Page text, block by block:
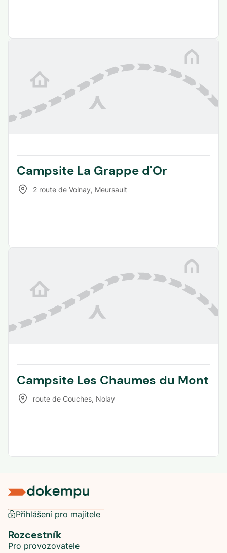
Campsite La Grappe d'Or
2 route de Volnay, Meursault
Campsite Les Chaumes du Mont
route de Couches, Nolay
Přihlášení pro majitele
Rozcestník
Pro provozovatele